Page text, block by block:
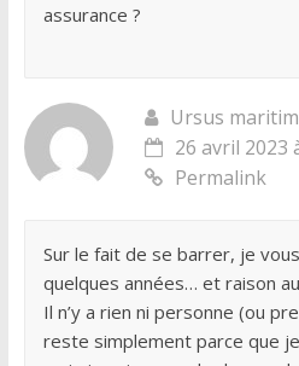
assurance ?
Ursus
26 avril 2023
Permalink
Sur le fait de se barrer, je
quelques années… et raison
Il n’y a rien ni personne (ou
reste simplement parce que je